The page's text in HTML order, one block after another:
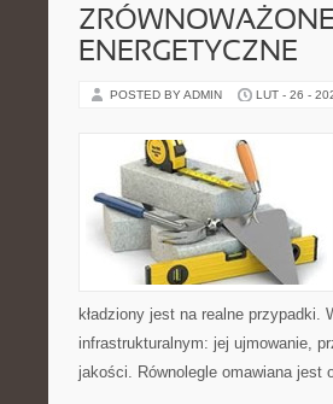
ENERGETYCZNE
POSTED BY ADMIN LUT - 26 -
kładziony jest na realne przypadki.
infrastrukturalnym: jej ujmowanie,
jakości. Równolegle omawiana jest